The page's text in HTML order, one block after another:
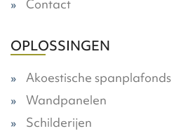
Contact
OPLOSSINGEN
Akoestische spanplafonds
Wandpanelen
Schilderijen